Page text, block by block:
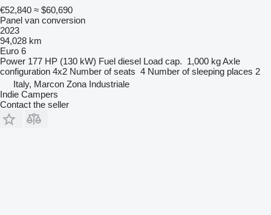
€52,840 ≈ $60,690
Panel van conversion
2023
94,028 km
Euro 6
Power 177 HP (130 kW) Fuel diesel Load cap. 1,000 kgAxle
configuration 4x2 Number of seats 4 Number of sleeping places 2
Italy, Marcon Zona Industriale
Indie Campers
Contact the seller